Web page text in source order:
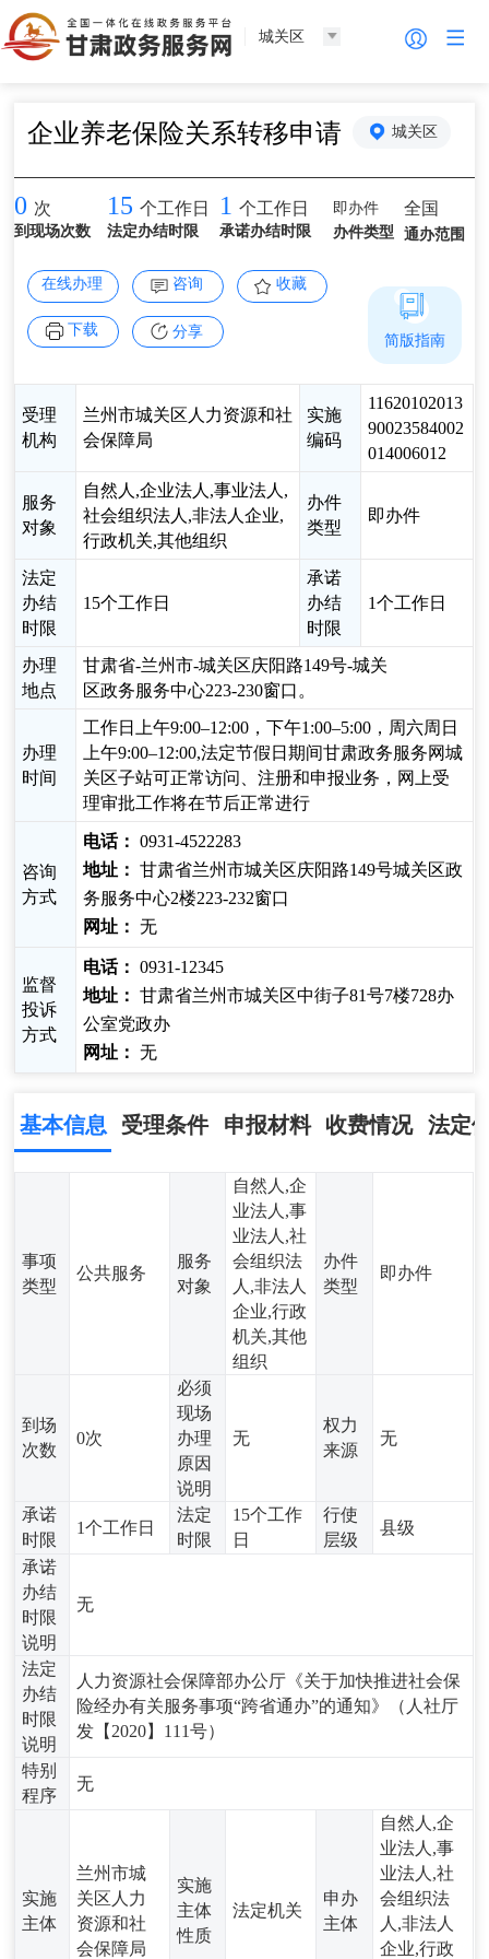
城关区
企业养老保险关系转移申请 城关区
0 次
到现场次数
15 个工作日
法定办结时限
1 个工作日
承诺办结时限
即办件
办件类型
全国
通办范围
在线办理 咨询 收藏
下载 分享
受理
机构
兰州市城关区人力资源和社
会保障局
实施
编码
11620102013
90023584002
014006012
服务
对象
自然人,企业法人,事业法人,
社会组织法人,非法人企业,
行政机关,其他组织
办件
类型
即办件
法定
办结
时限
15个工作日
承诺
办结
时限
1个工作日
办理
地点
甘肃省-兰州市-城关区庆阳路149号-城关
区政务服务中心223-230窗口。
办理
时间
工作日上午9:00–12:00，下午1:00–5:00，周六周日
上午9:00–12:00,法定节假日期间甘肃政务服务网城
关区子站可正常访问、注册和申报业务，网上受
理审批工作将在节后正常进行
咨询
方式
电话： 0931-4522283
地址： 甘肃省兰州市城关区庆阳路149号城关区政
务服务中心2楼223-232窗口
网址： 无
监督
投诉
方式
电话： 0931-12345
地址： 甘肃省兰州市城关区中街子81号7楼728办
公室党政办
网址： 无
简版指南
基本信息 受理条件 申报材料 收费情况 法定
事项
类型
公共服务
服务
对象
自然人,企
业法人,事
业法人,社
会组织法
人,非法人
企业,行政
机关,其他
组织
办件
类型
即办件
到场
次数
0次
必须
现场
办理
原因
说明
无
权力
来源
无
承诺
时限
1个工作日
法定
时限
15个工作
日
行使
层级
县级
承诺
办结
时限
说明
无
法定
办结
时限
说明
人力资源社会保障部办公厅《关于加快推进社会保
险经办有关服务事项“跨省通办”的通知》（人社厅
发【2020】111号）
特别
程序
无
实施
主体
兰州市城
关区人力
资源和社
会保障局
实施
主体
性质
法定机关
申办
主体
自然人,企
业法人,事
业法人,社
会组织法
人,非法人
企业,行政